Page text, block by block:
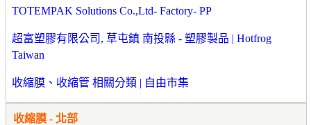
TOTEMPAK Solutions Co.,Ltd- Factory- PP
超富塑膠有限公司, 草屯鎮 南投縣 - 塑膠製品 | Hotfrog
Taiwan
收縮膜、收縮管 相關分類 | 自由市集
收縮膜 - 北部